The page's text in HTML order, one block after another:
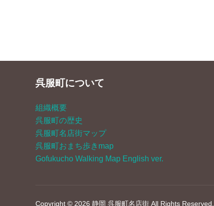
呉服町について
組織概要
呉服町の歴史
呉服町名店街マップ
呉服町おまち歩きmap
Gofukucho Walking Map English ver.
Copyright © 2026 静岡 呉服町名店街 All Rights Reserved.